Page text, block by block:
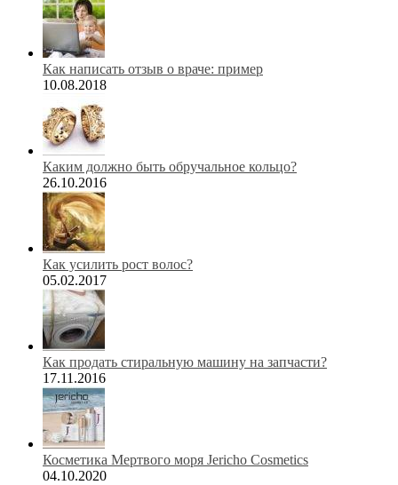
Как написать отзыв о враче: пример
10.08.2018
Каким должно быть обручальное кольцо?
26.10.2016
Как усилить рост волос?
05.02.2017
Как продать стиральную машину на запчасти?
17.11.2016
Косметика Мертвого моря Jericho Cosmetics
04.10.2020